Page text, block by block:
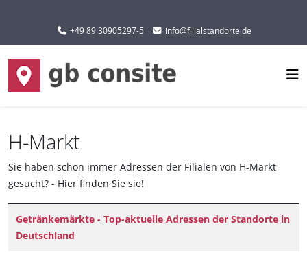
Sprache auswählen
+49 89 30905297-5 info@filialstandorte.de
H-Markt
Sie haben schon immer Adressen der Filialen von H-Markt
gesucht? - Hier finden Sie sie!
Titel
Getränkemärkte - Top-aktuelle Adressen der Standorte in
Deutschland